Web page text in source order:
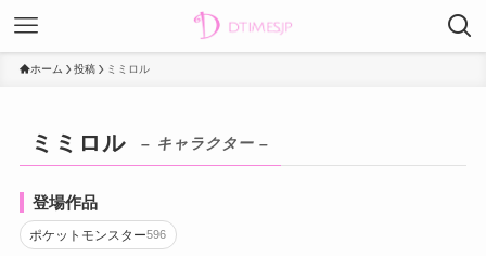
ホーム 投稿 ミミロル
ミミロル – キャラクター –
登場作品
ポケットモンスター596